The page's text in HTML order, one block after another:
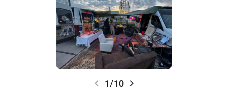
chevron_left 1/10 chevron_right